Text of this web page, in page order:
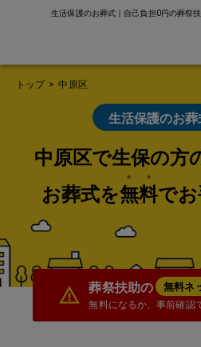
生活保護のお葬式｜自己負担0円の葬祭
トップ > 中原区
生活保護のお葬
中原区で生保の方
お葬式を無料で
葬祭扶助の 無料ネ
無料になるか、事前確認